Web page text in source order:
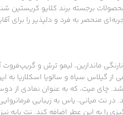
برجسته برند کلایو کریستین
ماندارین، لیمو ترش و
گیلاس سیاه و سالویا اسکلاریا
چای میت، که به عنوان نمادی از
نت میانی، یاس به زیبایی
به این عطر اضافه کند. نت پایه نیز